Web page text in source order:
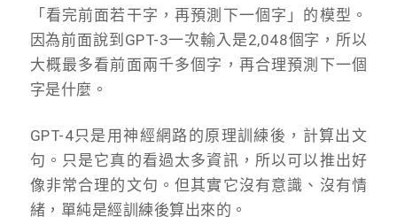
「看完前面若干字，再預測下一個字」的模型。
因為前面說到GPT-3一次輸入是2,048個字，所以
大概最多看前面兩千多個字，再合理預測下一個
字是什麼。
GPT-4只是用神經網路的原理訓練後，計算出文
句。只是它真的看過太多資訊，所以可以推出好
像非常合理的文句。但其實它沒有意識、沒有情
緒，單純是經訓練後算出來的。